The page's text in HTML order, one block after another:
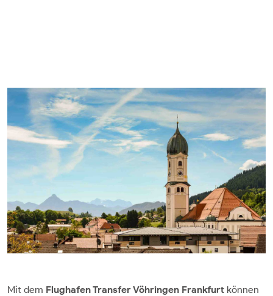
Mit dem Flughafen Transfer Vöhringen Frankfurt können